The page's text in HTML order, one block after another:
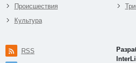
Происшествия
Культура
RSS